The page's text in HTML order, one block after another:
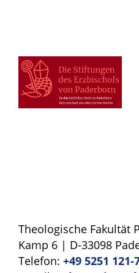
Theologische Fakultät
Kamp 6 | D-33098
Telefon: +49 5251 121-